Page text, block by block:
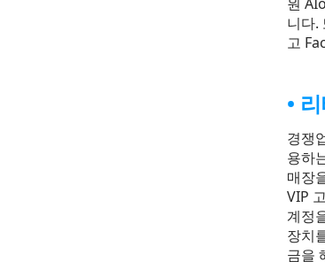
니다.
고
경쟁
용하
매장
VIP
계정
장치
금을